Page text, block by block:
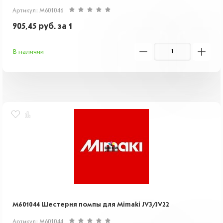
Артикул: M601046
905,45 руб.за 1
В наличии
M601044 Шестерня помпы для Mimaki JV3/JV22